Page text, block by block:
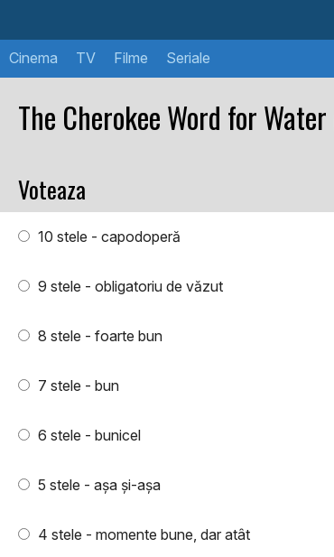
Cinema TV Filme Seriale
The Cherokee Word for Water
Voteaza
10 stele - capodoperă
9 stele - obligatoriu de văzut
8 stele - foarte bun
7 stele - bun
6 stele - bunicel
5 stele - aşa şi-aşa
4 stele - momente bune, dar atât